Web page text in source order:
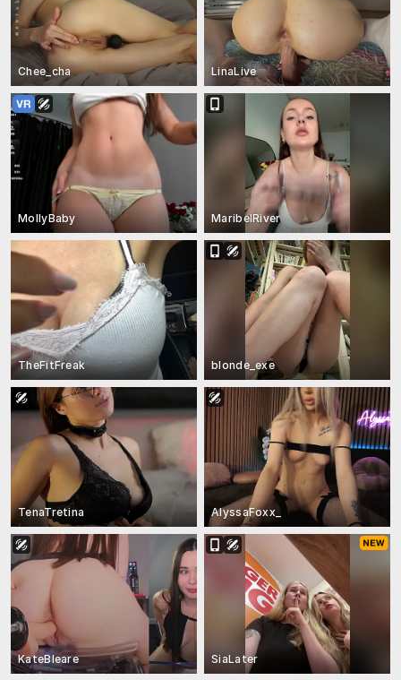
Chee_cha LinaLive
MollyBaby MaribelRiver
TheFitFreak blonde_exe
TenaTretina AlyssaFoxx_
KateBleare SiaLater